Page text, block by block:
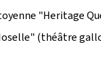
"Heritage
(théâtre